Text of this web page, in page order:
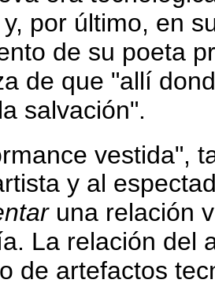
por último, en
de su poeta
de que "allí
salvación".
vestida",
y al
una relación
La relación del
de artefactos